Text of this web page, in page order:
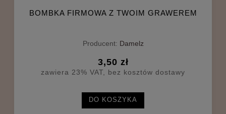
BOMBKA FIRMOWA Z TWOIM GRAWEREM
Producent: Damelz
3,50 zł
zawiera 23% VAT, bez kosztów dostawy
DO KOSZYKA